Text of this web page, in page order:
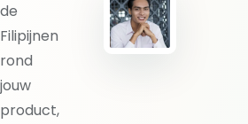
de
Filipijnen
rond
jouw
product,